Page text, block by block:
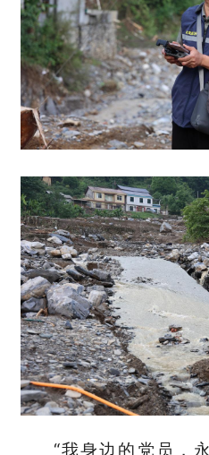
“我身边的党员，